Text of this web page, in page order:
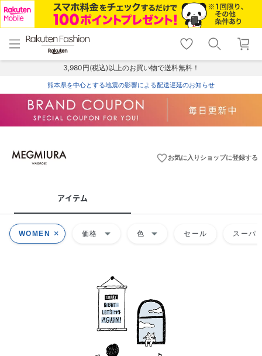
menu home
トップ
shopping_cart lock_outline
ログイン
3,980円(税込)以上のお買い物で送料無料！
熊本県を中心とする地震の影響による配送遅延のお知らせ
favorite_borderお気に入りショップに登録する
アイテム
WOMEN 価格 arrow_drop_down 色 arrow_drop_down セール スーパ